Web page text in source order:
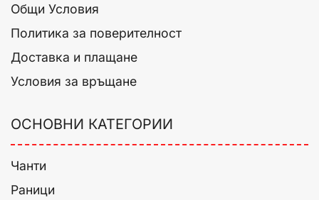
Общи Условия
Политика за поверителност
Доставка и плащане
Условия за връщане
ОСНОВНИ КАТЕГОРИИ
Чанти
Раници